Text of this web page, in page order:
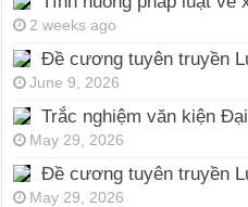
2 weeks ago
Đề cương tuyên truyền
June 9, 2026
Trắc nghiệm văn kiện
May 29, 2026
Đề cương tuyên truyền
May 29, 2026